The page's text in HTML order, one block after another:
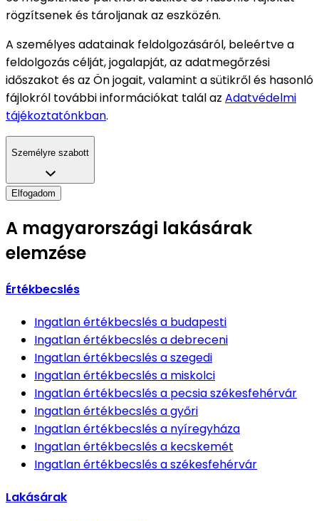
rögzítsenek és tároljanak az eszközén.
A személyes adatainak feldolgozásáról, beleértve a
feldolgozás célját, jogalapját, az adatmegőrzési
időszakot és az Ön jogait, valamint a sütikről és hasonló
fájlokról további információkat talál az Adatvédelmi
tájékoztatónkban.
Személyre szabott
Elfogadom
A magyarországi lakásárak
elemzése
Értékbecslés
Ingatlan értékbecslésa budapesti
Ingatlan értékbecslésa debreceni
Ingatlan értékbecslésa szegedi
Ingatlan értékbecslésa miskolci
Ingatlan értékbecslésa pecsia székesfehérvár
Ingatlan értékbecslésa győri
Ingatlan értékbecslésa nyíregyháza
Ingatlan értékbecslésa kecskemét
Ingatlan értékbecslésa székesfehérvár
Lakásárak